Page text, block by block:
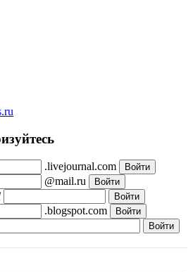
.livejournal.com
@mail.ru
.blogspot.com